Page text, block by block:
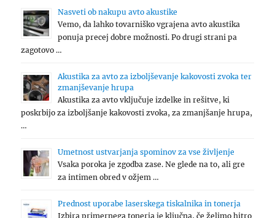
Nasveti ob nakupu avto akustike
Vemo, da lahko tovarniško vgrajena avto akustika
ponuja precej dobre možnosti. Po drugi strani pa
zagotovo …
Akustika za avto za izboljševanje kakovosti zvoka ter
zmanjševanje hrupa
Akustika za avto vključuje izdelke in rešitve, ki
poskrbijo za izboljšanje kakovosti zvoka, za zmanjšanje hrupa,
…
Umetnost ustvarjanja spominov za vse življenje
Vsaka poroka je zgodba zase. Ne glede na to, ali gre
za intimen obred v ožjem …
Prednost uporabe laserskega tiskalnika in tonerja
Izbira primernega tonerja je ključna, če želimo hitro